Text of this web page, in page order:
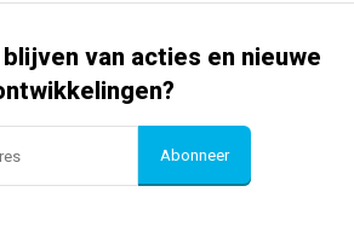
van acties en nieuwe
Abonneer